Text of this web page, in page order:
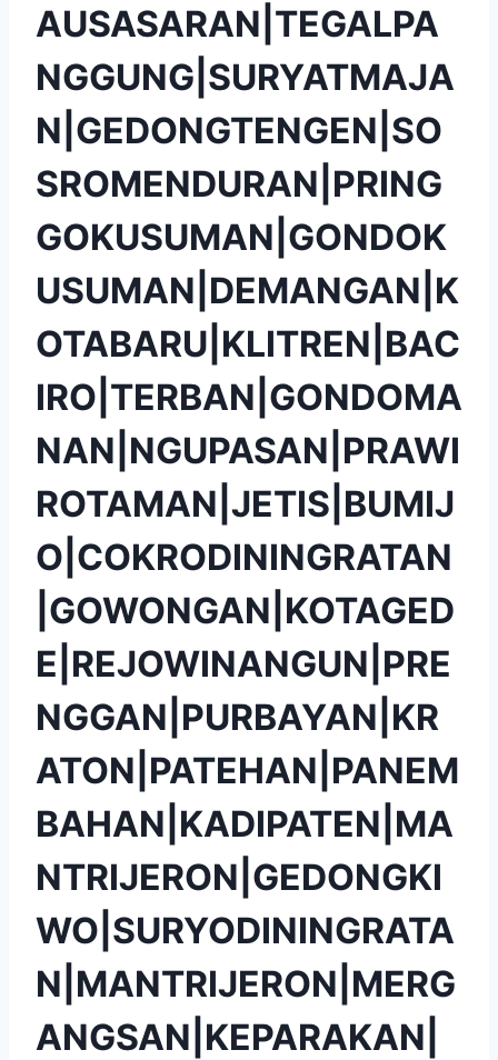
AUSASARAN|TEGALPA
NGGUNG|SURYATMAJA
N|GEDONGTENGEN|SO
SROMENDURAN|PRING
GOKUSUMAN|GONDOK
USUMAN|DEMANGAN|K
OTABARU|KLITREN|BAC
IRO|TERBAN|GONDOMA
NAN|NGUPASAN|PRAWI
ROTAMAN|JETIS|BUMIJ
O|COKRODININGRATAN
|GOWONGAN|KOTAGED
E|REJOWINANGUN|PRE
NGGAN|PURBAYAN|KR
ATON|PATEHAN|PANEM
BAHAN|KADIPATEN|MA
NTRIJERON|GEDONGKI
WO|SURYODININGRATA
N|MANTRIJERON|MERG
ANGSAN|KEPARAKAN|